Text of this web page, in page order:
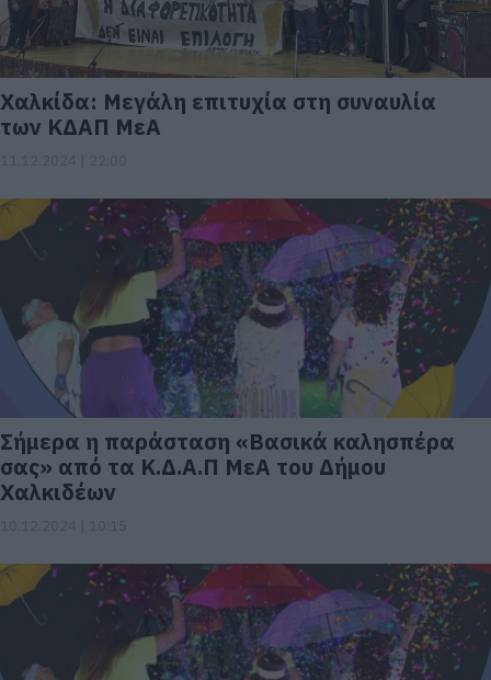
Χαλκίδα: Μεγάλη επιτυχία στη συναυλία
των ΚΔΑΠ ΜεΑ
Σήμερα η παράσταση «Βασικά καλησπέρα
σας» από τα Κ.Δ.Α.Π ΜεΑ του Δήμου
Χαλκιδέων